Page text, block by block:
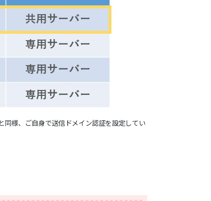
様、ご自身で送信ドメイン認証を設定してい